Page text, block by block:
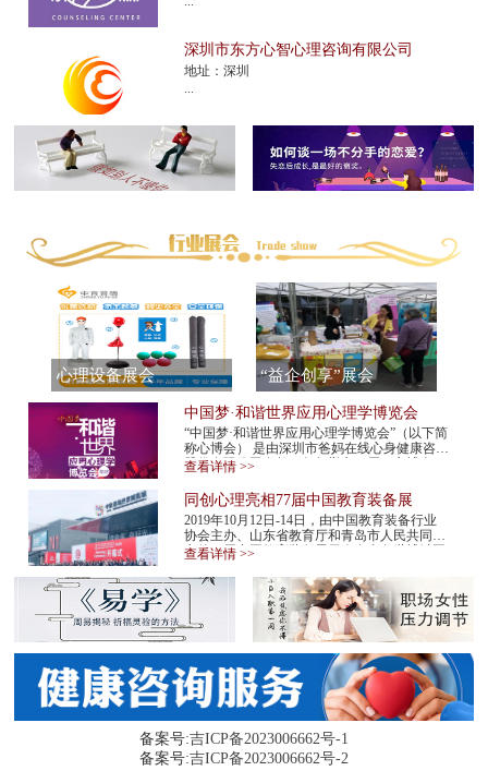
深圳市东方心智心理咨询有限公司
地址：深圳
心理设备展会 “益企创享”展会
中国梦·和谐世界应用心理学博览会
“中国梦·和谐世界应用心理学博览会”（以下简
称心博会） 是由深圳市爸妈在线心身健康咨询
股份有限公司发起，每年举办一届。心博会，
查看详情 >>
同创心理亮相77届中国教育装备展
2019年10月12日-14日，由中国教育装备行业
协会主办、山东省教育厅和青岛市人民共同承
办的77届中国教育装备展示会在青岛世博城国
应邀...
查看详情 >>
备案号:吉ICP备2023006662号-1
备案号:吉ICP备2023006662号-2